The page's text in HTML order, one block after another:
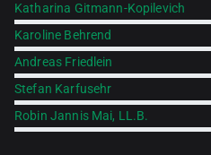
Katharina Gitmann-Kopilevich
Karoline Behrend
Andreas Friedlein
Stefan Karfusehr
Robin Jannis Mai, LL.B.